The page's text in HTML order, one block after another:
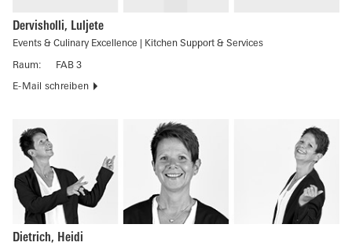
Dervisholli, Luljete
Events & Culinary Excellence | Kitchen Support & Services
Raum: FAB 3
E-Mail schreiben
Dietrich, Heidi